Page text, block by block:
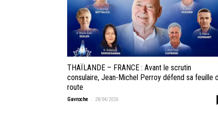
THAÏLANDE – FRANCE : Avant le scrutin
consulaire, Jean-Michel Perroy défend sa feuille
route
Gavroche - 28/04/2026